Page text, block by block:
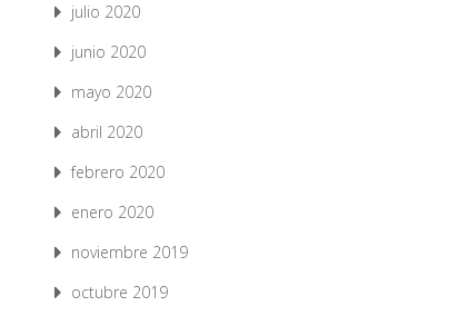
julio 2020
junio 2020
mayo 2020
abril 2020
febrero 2020
enero 2020
noviembre 2019
octubre 2019